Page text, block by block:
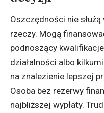
Oszczędności nie
rzeczy. Mogą
podnoszący
działalności albo
na znalezienie lepszej
Osoba bez rezerwy
najbliższej wypłaty.